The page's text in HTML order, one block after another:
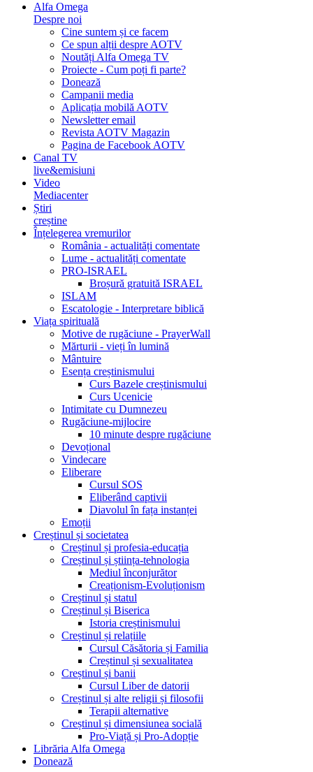
Alfa Omega
Despre noi
Cine suntem și ce facem
Ce spun alții despre AOTV
Noutăți Alfa Omega TV
Proiecte - Cum poți fi parte?
Donează
Campanii media
Aplicația mobilă AOTV
Newsletter email
Revista AOTV Magazin
Pagina de Facebook AOTV
Canal TV
live&emisiuni
Video
Mediacenter
Știri
creștine
Înțelegerea vremurilor
România - actualități comentate
Lume - actualități comentate
PRO-ISRAEL
Broșură gratuită ISRAEL
ISLAM
Escatologie - Interpretare biblică
Viața spirituală
Motive de rugăciune - PrayerWall
Mărturii - vieți în lumină
Mântuire
Esența creștinismului
Curs Bazele creștinismului
Curs Ucenicie
Intimitate cu Dumnezeu
Rugăciune-mijlocire
10 minute despre rugăciune
Devoțional
Vindecare
Eliberare
Cursul SOS
Eliberând captivii
Diavolul în fața instanței
Emoții
Creștinul și societatea
Creștinul și profesia-educația
Creștinul și știința-tehnologia
Mediul înconjurător
Creaționism-Evoluționism
Creștinul și statul
Creștinul și Biserica
Istoria creștinismului
Creștinul și relațiile
Cursul Căsătoria și Familia
Creștinul și sexualitatea
Creștinul și banii
Cursul Liber de datorii
Creștinul și alte religii și filosofii
Terapii alternative
Creștinul și dimensiunea socială
Pro-Viață și Pro-Adopție
Librăria Alfa Omega
Donează